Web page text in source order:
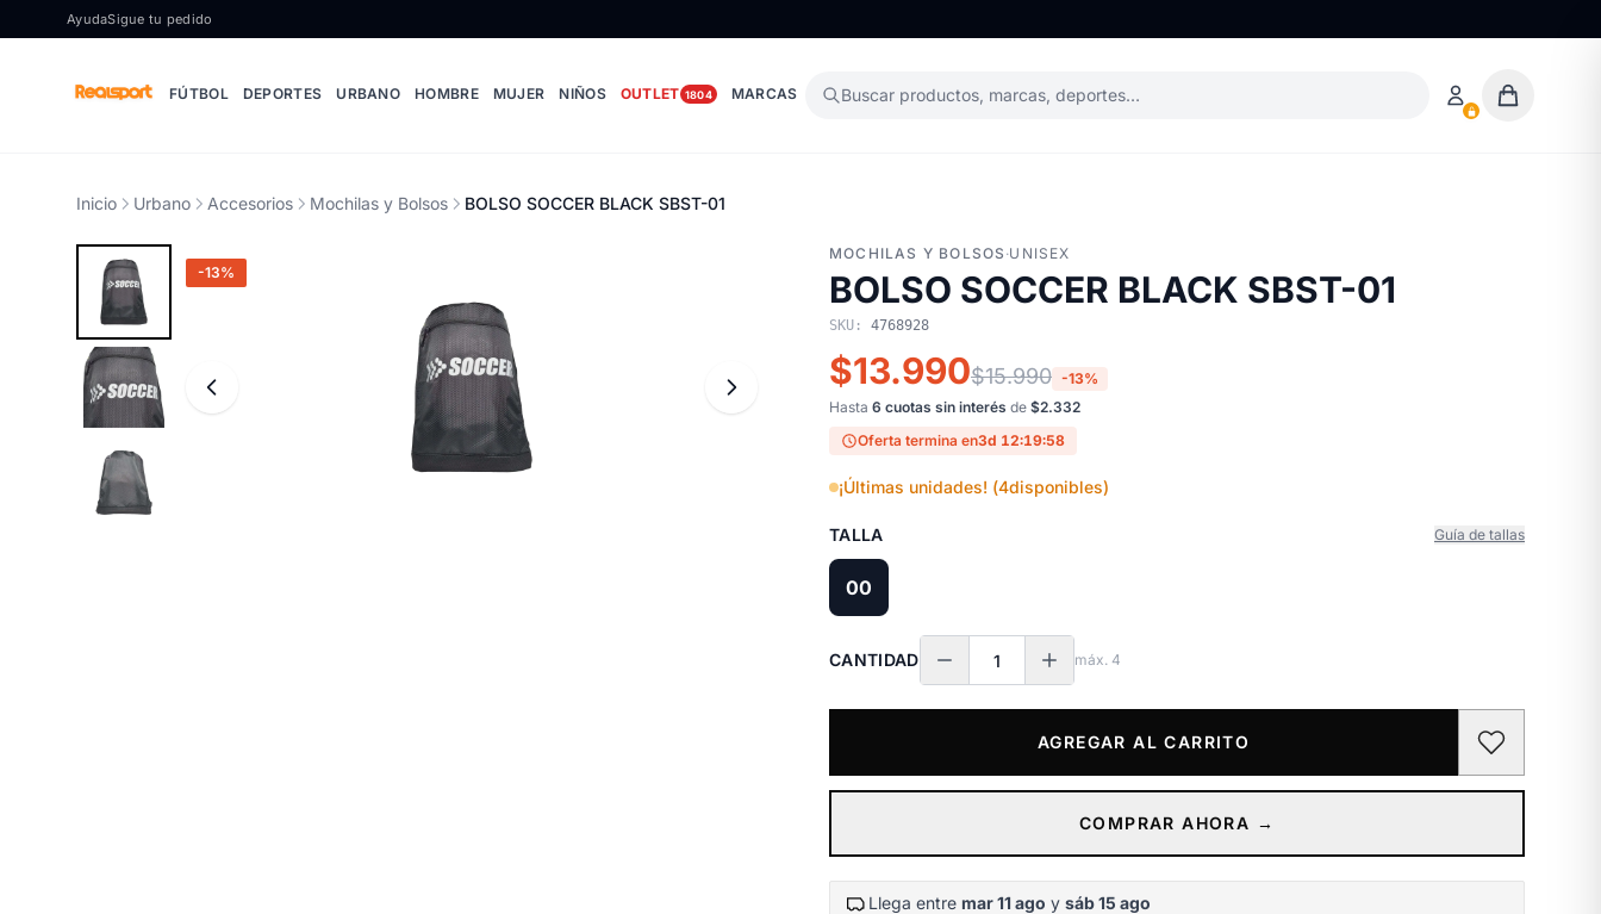
Ir al contenido
AyudaSigue tu pedido
FÚTBOL DEPORTES URBANO HOMBRE MUJER NIÑOS OUTLET 1804 MARCAS Buscar productos, marcas, deportes…
Inicio Urbano Accesorios Mochilas y Bolsos BOLSO SOCCER BLACK SBST-01
-13%
MOCHILAS Y BOLSOS ·UNISEX
BOLSO SOCCER BLACK SBST-01
SKU: 4768928
$13.990$15.990 -13%
Hasta 6 cuotas sin interés de $2.332
Oferta termina en3d 12:19:57
¡Últimas unidades! (4disponibles)
TALLA Guía de tallas
00
CANTIDAD máx. 4
AGREGAR AL CARRITO
COMPRAR AHORA →
Llega entre mar 11 ago y sáb 15 ago